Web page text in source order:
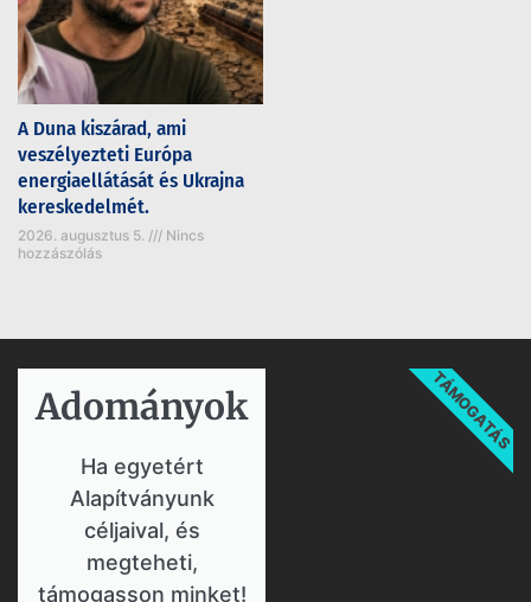
A Duna kiszárad, ami
veszélyezteti Európa
energiaellátását és Ukrajna
kereskedelmét.
2026. augusztus 5.
Nincs
hozzászólás
Adományok​
Ha egyetért
Alapítványunk
céljaival, és
megteheti,
támogasson minket!
TÁMOGATÁS